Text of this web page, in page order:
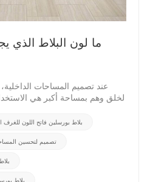
ما لون البلاط الذي
عند تصميم المساحات
لخلق وهم بمساحة أكبر هي
معيشة محدودة، فإن اختيار لون
ألوان البلاط التي تجعل
بفعالية، مع تضمين مصطلحات بحث
الألوان الفاتحة تخلق إحساسًا
بلاط بورسلين فاتح اللون للغرف
تصميم لتحسين
بلاط